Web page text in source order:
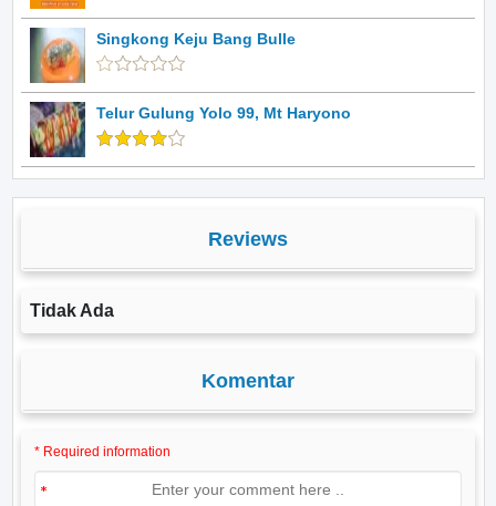
Singkong Keju Bang Bulle
Telur Gulung Yolo 99, Mt Haryono
Reviews
Tidak Ada
Komentar
* Required information